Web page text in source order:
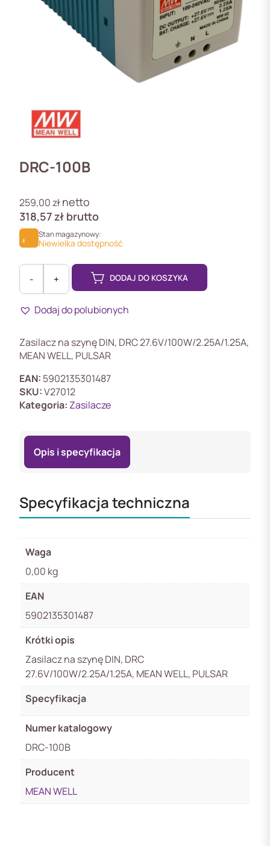
DRC-100B
259,00złnetto
318,57zł brutto
Stan magazynowy:
Niewielka dostępność
-
ilość
DRC-
100B
na
szynę
DRC
27.6V/100W/2.25A/1.25A,
MEAN
+ DODAJ DO KOSZYKA
Dodaj do polubionych
Zasilacz na szynę DIN, DRC 27.6V/100W/2.25A/1.25A,
MEAN WELL, PULSAR
EAN: 5902135301487
SKU:V27012
Kategoria: Zasilacze
Opis i specyfikacja
Specyfikacja techniczna
Waga
0,00 kg
EAN
5902135301487
Krótki opis
Zasilacz na szynę DIN, DRC
27.6V/100W/2.25A/1.25A, MEAN WELL, PULSAR
Specyfikacja
Numer katalogowy
DRC-100B
Producent
MEAN WELL